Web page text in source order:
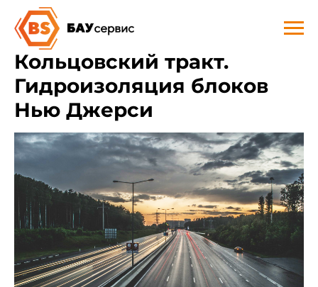
Кольцовский тракт.
Гидроизоляция блоков
Нью Джерси